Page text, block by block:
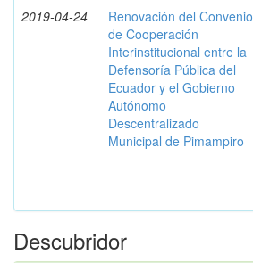
2019-04-24
Renovación del Convenio
de Cooperación
Interinstitucional entre la
Defensoría Pública del
Ecuador y el Gobierno
Autónomo
Descentralizado
Municipal de Pimampiro
Descubridor